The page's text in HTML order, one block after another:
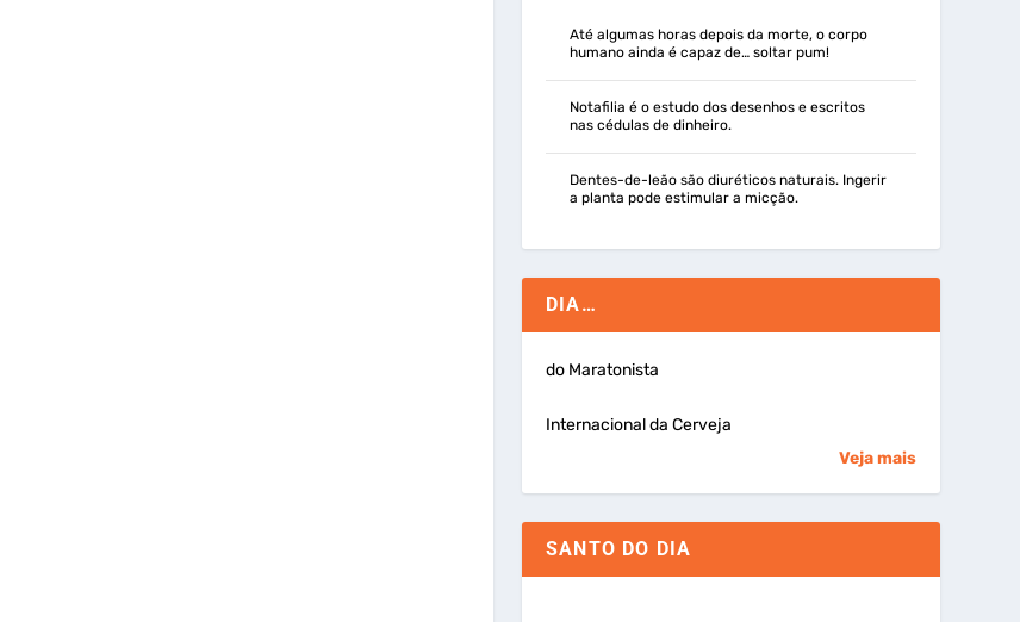
Até algumas horas depois da morte, o corpo
humano ainda é capaz de… soltar pum!
Notafilia é o estudo dos desenhos e escritos
nas cédulas de dinheiro.
Dentes-de-leão são diuréticos naturais. Ingerir
a planta pode estimular a micção.
DIA…
do Maratonista
Internacional da Cerveja
Veja mais
SANTO DO DIA